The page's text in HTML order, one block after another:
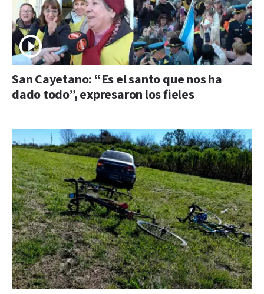
San Cayetano: “Es el santo que nos ha
dado todo”, expresaron los fieles